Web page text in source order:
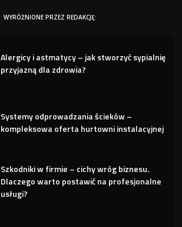
WYRÓŻNIONE PRZEZ REDAKCJĘ:
Alergicy i astmatycy – jak stworzyć sypialnię
przyjazną dla zdrowia?
Systemy odprowadzania ścieków –
kompleksowa oferta hurtowni instalacyjnej
Szkodniki w firmie – cichy wróg biznesu.
Dlaczego warto postawić na profesjonalne
usługi?